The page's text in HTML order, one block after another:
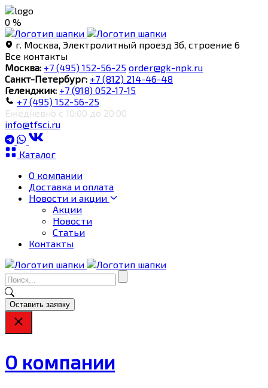
0 %
г. Москва, Электролитный проезд 3б, строение 6
Все контакты
Москва: +7 (495) 152-56-25 order@gk-npk.ru
Санкт-Петербург: +7 (812) 214-46-48
Геленджик: +7 (918) 052-17-15
+7 (495) 152-56-25
Ежедневно с 10:00 до 20:00
info@tfsci.ru
Каталог
О компании
Доставка и оплата
Новости и акции
Акции
Новости
Статьи
Контакты
Оставить заявку
О компании